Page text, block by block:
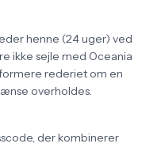
henne (24 uger) ved
ikke sejle med Oceania
rederiet om en
overholdes.
der kombinerer